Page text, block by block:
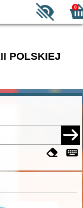
0
POLSKIEJ